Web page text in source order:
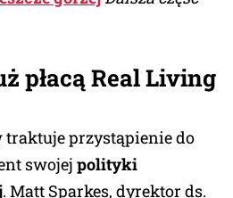
płacą Real Living
przystąpienie do
swojej polityki
. Matt Sparkes, dyrektor ds.